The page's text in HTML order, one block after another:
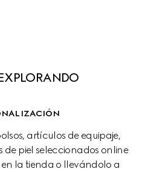
artículos de equipaje,
de piel seleccionados online
la tienda o llevándolo a